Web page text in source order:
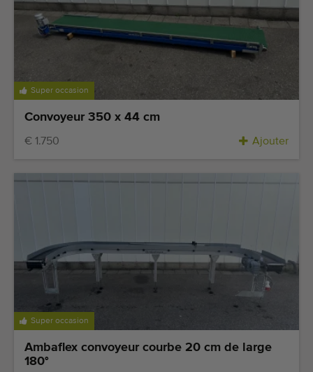
Super occasion
Convoyeur 350 x 44 cm
€ 1.750 Ajouter
Super occasion
Ambaflex convoyeur courbe 20 cm de large
180°